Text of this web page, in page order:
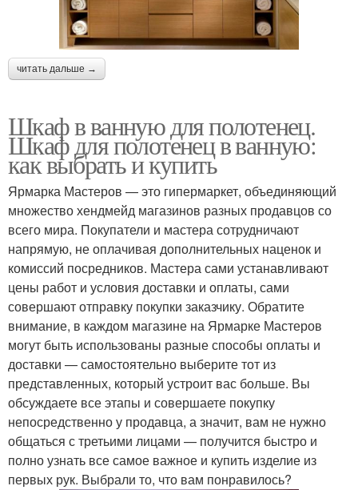
читать дальше →
Шкаф в ванную для полотенец.
Шкаф для полотенец в ванную:
как выбрать и купить
Ярмарка Мастеров — это гипермаркет, объединяющий
множество хендмейд магазинов разных продавцов со
всего мира. Покупатели и мастера сотрудничают
напрямую, не оплачивая дополнительных наценок и
комиссий посредников. Мастера сами устанавливают
цены работ и условия доставки и оплаты, сами
совершают отправку покупки заказчику. Обратите
внимание, в каждом магазине на Ярмарке Мастеров
могут быть использованы разные способы оплаты и
доставки — самостоятельно выберите тот из
представленных, который устроит вас больше. Вы
обсуждаете все этапы и совершаете покупку
непосредственно у продавца, а значит, вам не нужно
общаться с третьими лицами — получится быстро и
полно узнать все самое важное и купить изделие из
первых рук. Выбрали то, что вам понравилось?